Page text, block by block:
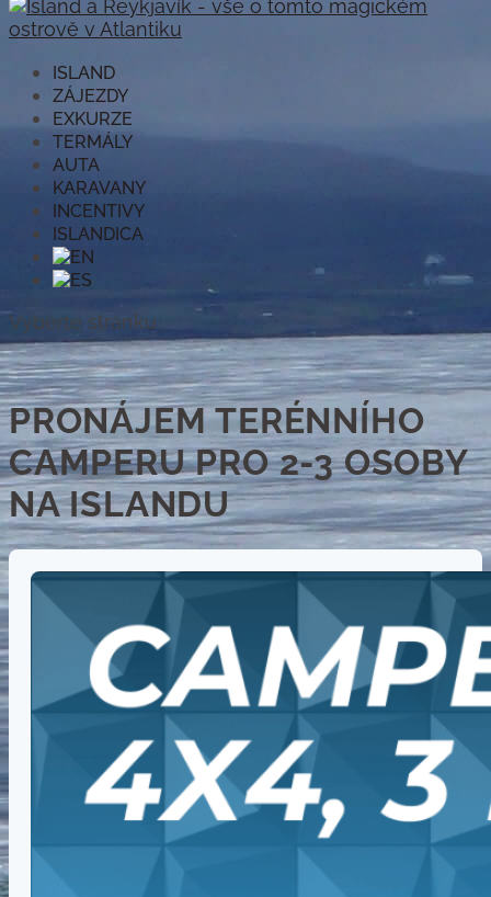
ISLAND
ZÁJEZDY
EXKURZE
TERMÁLY
AUTA
KARAVANY
INCENTIVY
ISLANDICA
Vyberte stránku
PRONÁJEM TERÉNNÍHO
CAMPERU PRO 2-3 OSOBY
NA ISLANDU